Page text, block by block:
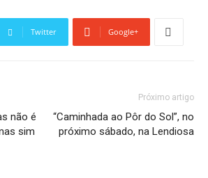
Twitter Google+
não é
sim
Próximo artigo
“Caminhada ao Pôr do Sol”, no
próximo sábado, na Lendiosa